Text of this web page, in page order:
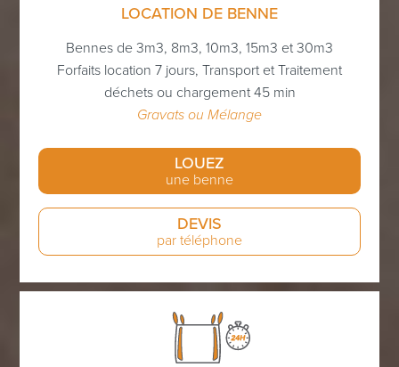
LOCATION DE BENNE
Bennes de 3m3, 8m3, 10m3, 15m3 et 30m3
Forfaits location 7 jours, Transport et Traitement
déchets ou chargement 45 min
Gravats ou Mélange
LOUEZ
une benne
DEVIS
par téléphone